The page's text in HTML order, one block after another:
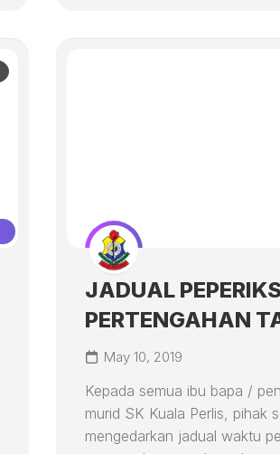
JADUAL
PERTENGAHAN
May 10, 2019
Kepada semua ibu bapa /
murid SK Kuala Perlis, pihak
mengedarkan jadual waktu